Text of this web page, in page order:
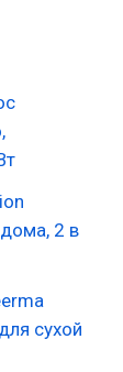
2 в
сухой